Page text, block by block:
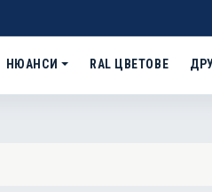
НЮАНСИ RAL ЦВЕТОВЕ